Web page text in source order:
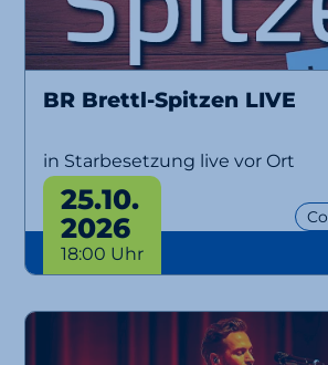
BR Brettl-Spitzen LIVE
in Starbesetzung live vor Ort
25.10.
2026
18:00 Uhr